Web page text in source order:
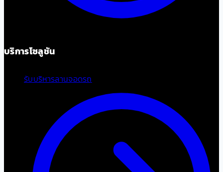
บริการโซลูชัน
รับบริหารลานจอดรถ